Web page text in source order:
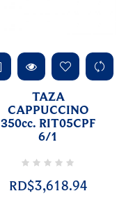
TAZA
CAPPUCCINO
350cc. RIT05CPF
6/1
RD$3,618.94